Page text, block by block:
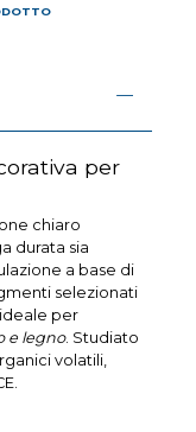
per
chiaro
durata sia
a base di
selezionati
per
e legno. Studiato
volatili,